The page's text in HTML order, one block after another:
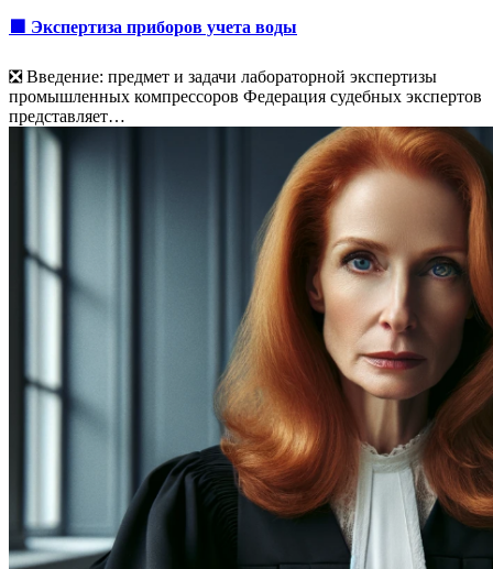
🟩 Экспертиза приборов учета воды
❎ Введение: предмет и задачи лабораторной экспертизы
промышленных компрессоров Федерация судебных экспертов
представляет…